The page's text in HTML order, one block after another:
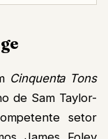
Cinquenta Tons
de Sam Taylor-
setor